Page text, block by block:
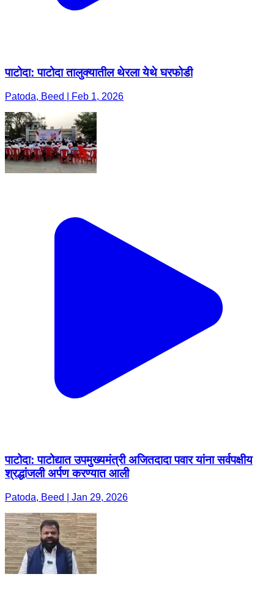
पाटोदा: पाटोदा तालुक्यातील थेरला येथे घरफोडी
Patoda, Beed | Feb 1, 2026
पाटोदा: पाटोद्यात उपमुख्यमंत्री अजितदादा पवार यांना सर्वपक्षीय
श्रद्धांजली अर्पण करण्यात आली
Patoda, Beed | Jan 29, 2026